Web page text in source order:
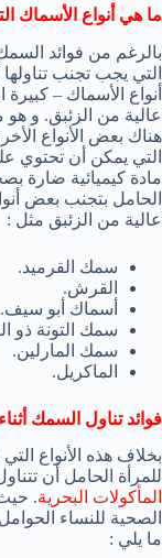
ما هي أنواع الأسماك
بالرغم من فوائد
التي يجب تجنب
أنواع الأسماك –
عالية من الزئبق. و
هناك بعض الأنواع
التي يمكن أن تحتوي
مادة كيميائية ضارة
الحامل بتجنب بعض
عالية من الزئبق مثل :
سمك القرميد.
القرش.
أسماك أبو سيف.
سمك التونة ذو
سمك المارلين.
الماكريل.
فوائد تناول السمك
بخلاف هذه الأنواع
للمرأة الحامل أن
المأكولات البحرية. حيث
الصحية للنساء
ما يلي :